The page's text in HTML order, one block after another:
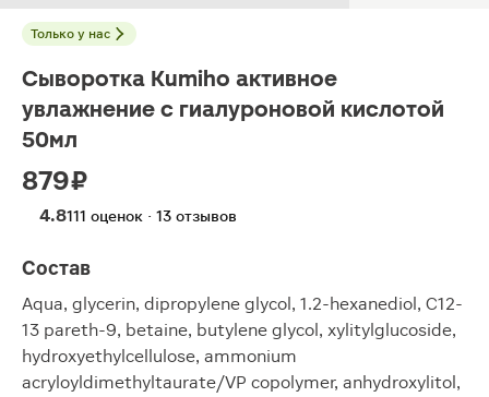
Только у нас
Сыворотка Kumiho активное
увлажнение с гиалуроновой кислотой
50мл
879 ₽
4.8111 оценок · 13 отзывов
Состав
Aqua, glycerin, dipropylene glycol, 1.2-hexanediol, C12-
13 pareth-9, betaine, butylene glycol, xylitylglucoside,
hydroxyethylcellulose, ammonium
acryloyldimethyltaurate/VP copolymer, anhydroxylitol,